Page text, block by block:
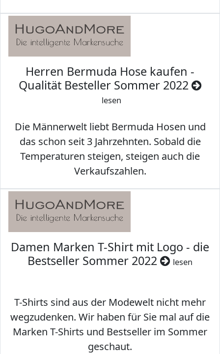
Herren Bermuda Hose kaufen -
Qualität Besteller Sommer 2022
lesen
Die Männerwelt liebt Bermuda Hosen und
das schon seit 3 Jahrzehnten. Sobald die
Temperaturen steigen, steigen auch die
Verkaufszahlen.
Damen Marken T-Shirt mit Logo - die
Bestseller Sommer 2022
lesen
T-Shirts sind aus der Modewelt nicht mehr
wegzudenken. Wir haben für Sie mal auf die
Marken T-Shirts und Bestseller im Sommer
geschaut.